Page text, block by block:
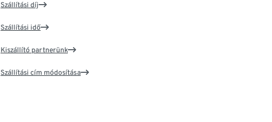
Szállítási díj
Szállítási idő
Kiszállító partnerünk
Szállítási cím módosítása